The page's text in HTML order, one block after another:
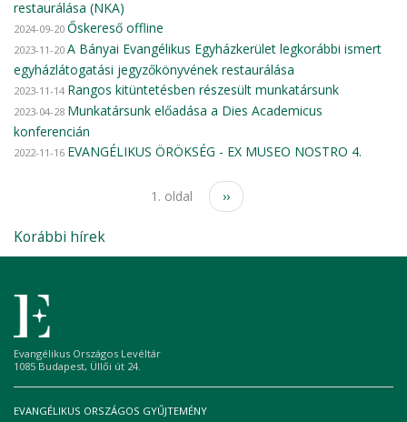
restaurálása (NKA)
2024-09-20 Őskereső offline
2023-11-20 A Bányai Evangélikus Egyházkerület legkorábbi ismert
egyházlátogatási jegyzőkönyvének restaurálása
2023-11-14 Rangos kitüntetésben részesült munkatársunk
2023-04-28 Munkatársunk előadása a Dies Academicus
konferencián
2022-11-16 EVANGÉLIKUS ÖRÖKSÉG - EX MUSEO NOSTRO 4.
1. oldal
Következő
oldal
››
Korábbi hírek
Evangélikus Országos Levéltár
1085 Budapest, Üllői út 24.
EVANGÉLIKUS ORSZÁGOS GYŰJTEMÉNY